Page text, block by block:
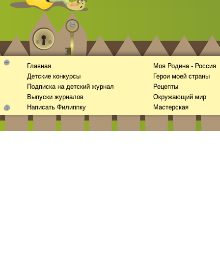
Главная
Детские конкурсы
Подписка на детский журнал
Выпуски журналов
Написать Филиппку
Моя Родина - Россия
Герои моей страны
Рецепты
Окружающий мир
Мастерская
Видео скачатьна телефон бесплатно